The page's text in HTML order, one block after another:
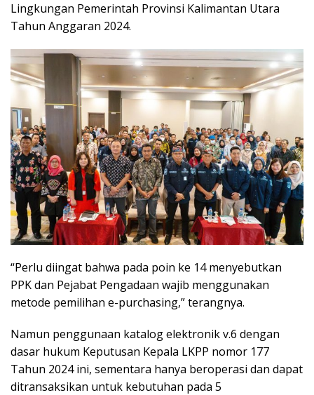
Lingkungan Pemerintah Provinsi Kalimantan Utara
Tahun Anggaran 2024.
“Perlu diingat bahwa pada poin ke 14 menyebutkan
PPK dan Pejabat Pengadaan wajib menggunakan
metode pemilihan e-purchasing,” terangnya.
Namun penggunaan katalog elektronik v.6 dengan
dasar hukum Keputusan Kepala LKPP nomor 177
Tahun 2024 ini, sementara hanya beroperasi dan dapat
ditransaksikan untuk kebutuhan pada 5